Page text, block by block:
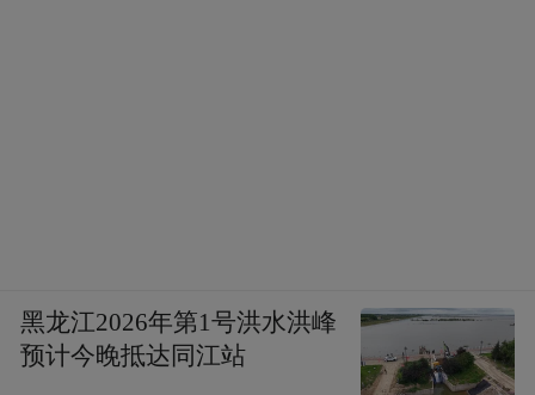
黑龙江2026年第1号洪水洪峰
预计今晚抵达同江站